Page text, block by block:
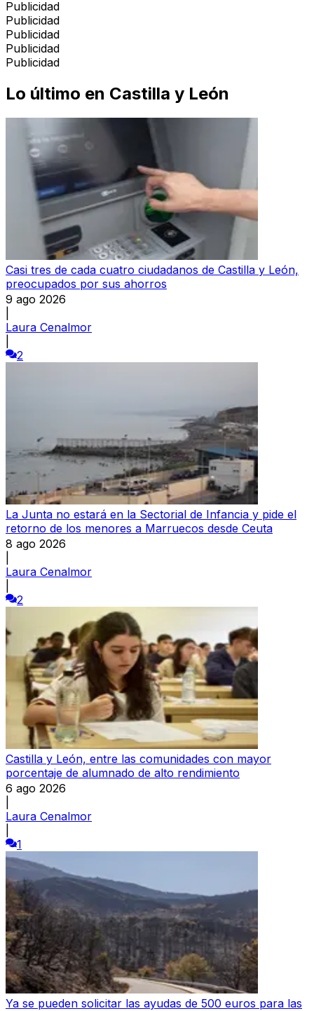
Publicidad
Publicidad
Publicidad
Publicidad
Publicidad
Lo último en Castilla y León
Casi tres de cada cuatro ciudadanos de Castilla y León,
preocupados por sus ahorros
9 ago 2026
Laura Cenalmor
2
La Junta no estará en la Sectorial de Infancia y pide el
retorno de los menores a Marruecos desde Ceuta
8 ago 2026
Laura Cenalmor
2
Castilla y León, entre las comunidades con mayor
porcentaje de alumnado de alto rendimiento
6 ago 2026
Laura Cenalmor
1
Ya se pueden solicitar las ayudas de 500 euros para las